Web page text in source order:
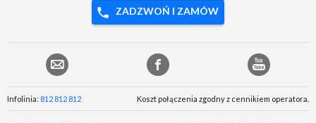
ZADZWOŃ I ZAMÓW
Infolinia: 812 812 812 Koszt połączenia zgodny z cennikiem operatora.